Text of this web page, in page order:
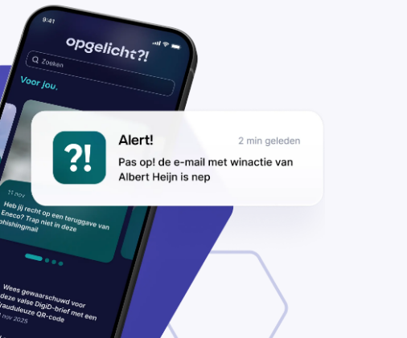
Adidas
of New
Balance
kopen?
Pas op
voor
‘snipes-
outlet.nl’